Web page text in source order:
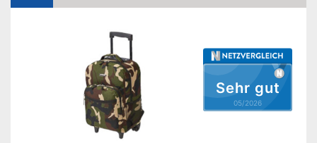
Schiebegriff
höhenverstellbar
Sehr gut
05/2026